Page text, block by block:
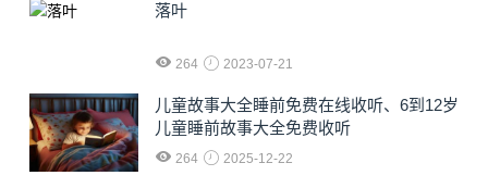
落叶
264 2023-07-21
儿童故事大全睡前免费在线收听、6到12岁
儿童睡前故事大全免费收听
264 2025-12-22